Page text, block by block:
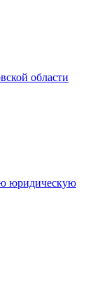
области
юридическую